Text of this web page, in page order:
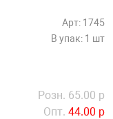
Арт: 1745
В упак: 1 шт
Розн. 65.00 р
Опт. 44.00 р